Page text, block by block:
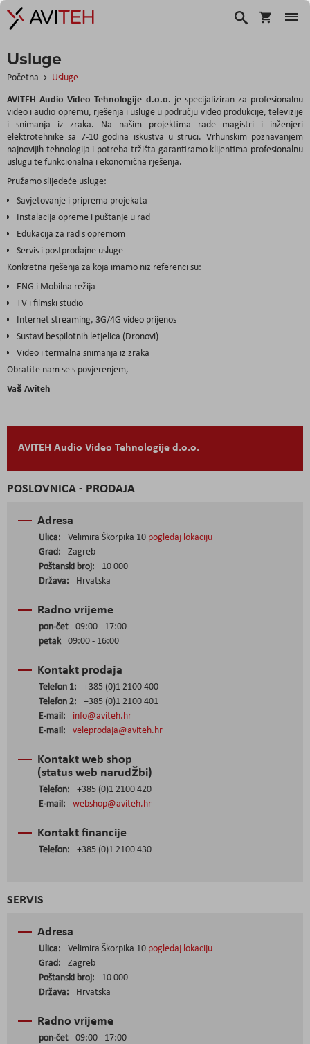
Košarica
Traži
Usluge
Početna Usluge
AVITEH Audio Video Tehnologije d.o.o. je specijaliziran za profesionalnu
video i audio opremu, rješenja i usluge u području video produkcije, televizije
i snimanja iz zraka. Na našim projektima rade magistri i inženjeri
elektrotehnike sa 7-10 godina iskustva u struci. Vrhunskim poznavanjem
najnovijih tehnologija i potreba tržišta garantiramo klijentima profesionalnu
uslugu te funkcionalna i ekonomična rješenja.
Pružamo slijedeće usluge:
Savjetovanje i priprema projekata
Instalacija opreme i puštanje u rad
Edukacija za rad s opremom
Servis i postprodajne usluge
Konkretna rješenja za koja imamo niz referenci su:
ENG i Mobilna režija
TV i filmski studio
Internet streaming, 3G/4G video prijenos
Sustavi bespilotnih letjelica (Dronovi)
Video i termalna snimanja iz zraka
Obratite nam se s povjerenjem,
Vaš Aviteh
AVITEH Audio Video Tehnologije d.o.o.
POSLOVNICA - PRODAJA
Adresa
Ulica: Velimira Škorpika 10 pogledaj lokaciju
Grad:
Zagreb
Poštanski broj:
10 000
Država:
Hrvatska
Radno vrijeme
pon-čet 09:00 - 17:00
petak 09:00 - 16:00
Kontakt prodaja
Telefon 1:
+385 (0)1 2100 400
Telefon 2:
+385 (0)1 2100 401
E-mail:
info@aviteh.hr
E-mail:
veleprodaja@aviteh.hr
Kontakt web shop
(status web narudžbi)
Telefon:
+385 (0)1 2100 420
E-mail:
webshop@aviteh.hr
Kontakt financije
Telefon: +385 (0)1 2100 430
SERVIS
Adresa
Ulica: Velimira Škorpika 10 pogledaj lokaciju
Grad:
Zagreb
Poštanski broj:
10 000
Država:
Hrvatska
Radno vrijeme
pon-čet 09:00 - 17:00